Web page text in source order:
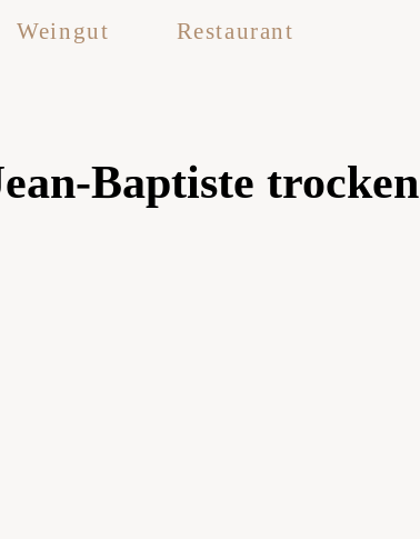
Weingut Restaurant
Baptiste trocken